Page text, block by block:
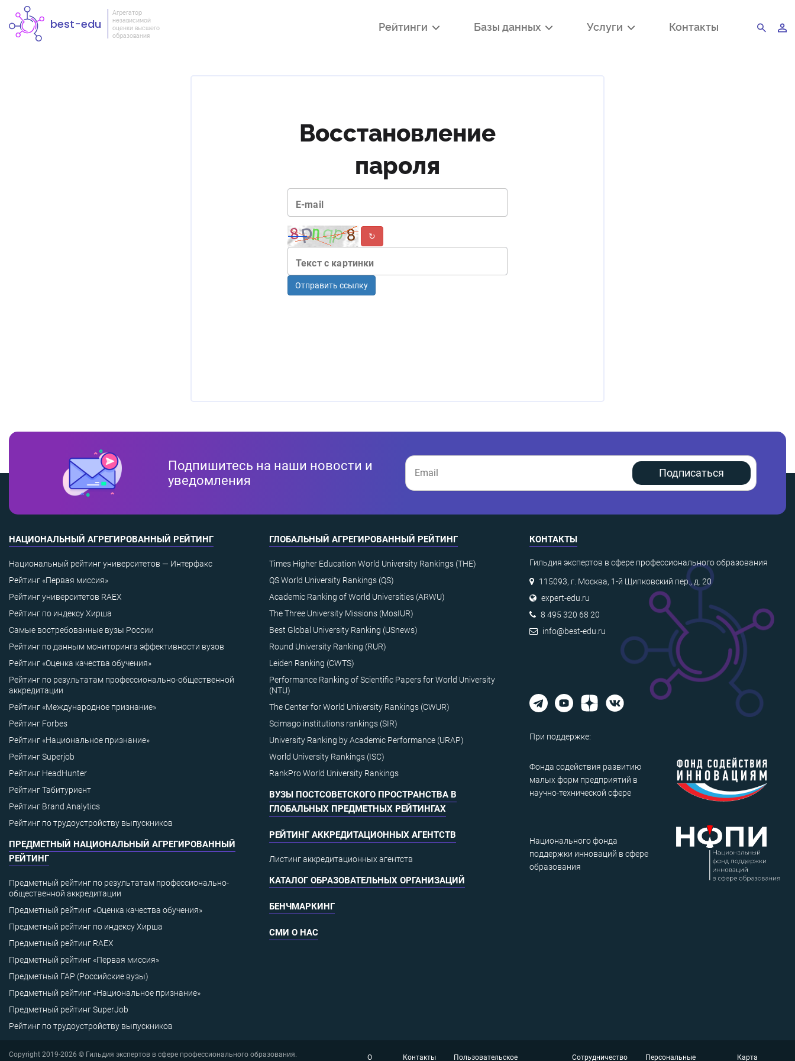
best-edu
Агрегатор
независимой
оценки высшего
образования
Рейтинги Базы данных Услуги Контакты
Восстановление
пароля
E-mail
↻
Текст с картинки
Отправить ссылку
Подпишитесь на наши новости и
уведомления
Подписаться
НАЦИОНАЛЬНЫЙ АГРЕГИРОВАННЫЙ РЕЙТИНГ
Национальный рейтинг университетов — Интерфакс
Рейтинг «Первая миссия»
Рейтинг университетов RAEX
Рейтинг по индексу Хирша
Самые востребованные вузы России
Рейтинг по данным мониторинга эффективности вузов
Рейтинг «Оценка качества обучения»
Рейтинг по результатам профессионально-общественной
аккредитации
Рейтинг «Международное признание»
Рейтинг Forbes
Рейтинг «Национальное признание»
Рейтинг Superjob
Рейтинг HeadHunter
Рейтинг Табитуриент
Рейтинг Brand Analytics
Рейтинг по трудоустройству выпускников
ПРЕДМЕТНЫЙ НАЦИОНАЛЬНЫЙ АГРЕГИРОВАННЫЙ
РЕЙТИНГ
Предметный рейтинг по результатам профессионально-
общественной аккредитации
Предметный рейтинг «Оценка качества обучения»
Предметный рейтинг по индексу Хирша
Предметный рейтинг RAEX
Предметный рейтинг «Первая миссия»
Предметный ГАР (Российские вузы)
Предметный рейтинг «Национальное признание»
Предметный рейтинг SuperJob
Рейтинг по трудоустройству выпускников
ГЛОБАЛЬНЫЙ АГРЕГИРОВАННЫЙ РЕЙТИНГ
Times Higher Education World University Rankings (THE)
QS World University Rankings (QS)
Academic Ranking of World Universities (ARWU)
The Three University Missions (MosIUR)
Best Global University Ranking (USnews)
Round University Ranking (RUR)
Leiden Ranking (CWTS)
Performance Ranking of Scientific Papers for World University
(NTU)
The Center for World University Rankings (CWUR)
Scimago institutions rankings (SIR)
University Ranking by Academic Performance (URAP)
World University Rankings (ISC)
RankPro World University Rankings
ВУЗЫ ПОСТСОВЕТСКОГО ПРОСТРАНСТВА В
ГЛОБАЛЬНЫХ ПРЕДМЕТНЫХ РЕЙТИНГАХ
РЕЙТИНГ АККРЕДИТАЦИОННЫХ АГЕНТСТВ
Листинг аккредитационных агентств
КАТАЛОГ ОБРАЗОВАТЕЛЬНЫХ ОРГАНИЗАЦИЙ
БЕНЧМАРКИНГ
СМИ О НАС
КОНТАКТЫ
Гильдия экспертов в сфере профессионального образования
115093, г. Москва, 1-й Щипковский пер., д. 20
expert-edu.ru
8 495 320 68 20
info@best-edu.ru
При поддержке:
Фонда содействия развитию
малых форм предприятий в
научно-технической сфере
Национального фонда
поддержки инноваций в сфере
образования
Copyright 2019-2026 © Гильдия экспертов в сфере профессионального образования. О Контакты Пользовательское Сотрудничество Персональные Карта